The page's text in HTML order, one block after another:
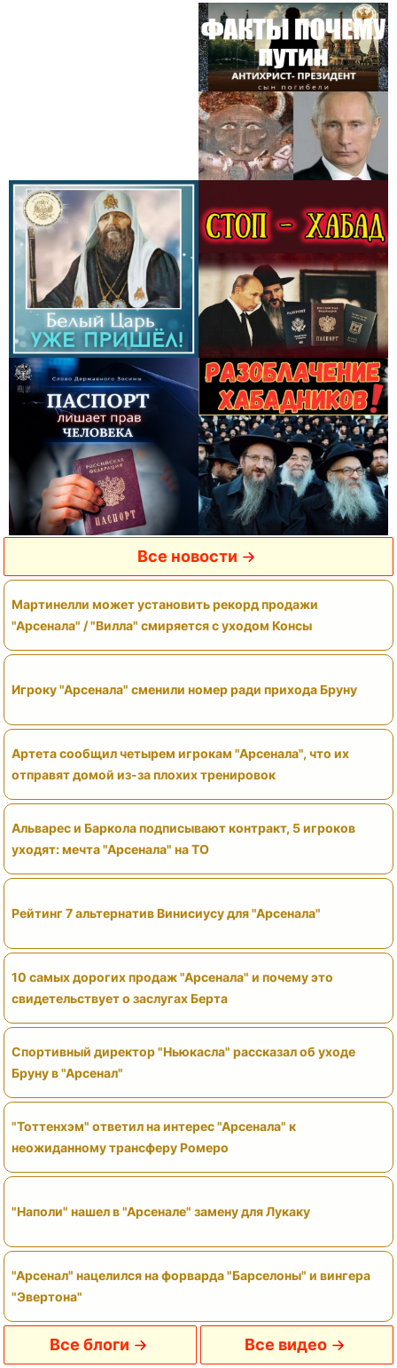
Все новости
Мартинелли может установить рекорд продажи
"Арсенала" / "Вилла" смиряется с уходом Консы
Игроку "Арсенала" сменили номер ради прихода Бруну
Артета сообщил четырем игрокам "Арсенала", что их
отправят домой из-за плохих тренировок
Альварес и Баркола подписывают контракт, 5 игроков
уходят: мечта "Арсенала" на ТО
Рейтинг 7 альтернатив Винисиусу для "Арсенала"
10 самых дорогих продаж "Арсенала" и почему это
свидетельствует о заслугах Берта
Спортивный директор "Ньюкасла" рассказал об уходе
Бруну в "Арсенал"
"Тоттенхэм" ответил на интерес "Арсенала" к
неожиданному трансферу Ромеро
"Наполи" нашел в "Арсенале" замену для Лукаку
"Арсенал" нацелился на форварда "Барселоны" и вингера
"Эвертона"
Все блоги Все видео